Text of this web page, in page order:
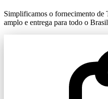
Simplificamos o fornecimento de
amplo e entrega para todo o